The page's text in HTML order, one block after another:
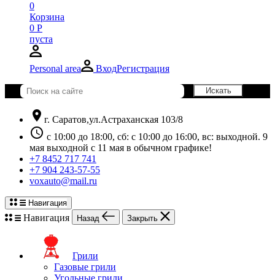
0
Корзина
0 Р
пуста
Personal area ВходРегистрация
location_on г. Саратов,ул.Астраханская 103/8
schedule с 10:00 до 18:00, сб: с 10:00 до 16:00, вс: выходной. 9
мая выходной с 11 мая в обычном графике!
+7 8452 717 741
+7 904 243-57-55
voxauto@mail.ru
Навигация
Навигация Назад Закрыть
Грили
Газовые грили